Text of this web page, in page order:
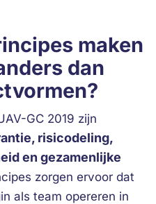
maken
dan
GC 2019 zijn
risicodeling,
en gezamenlijke
zorgen ervoor dat
als team opereren in